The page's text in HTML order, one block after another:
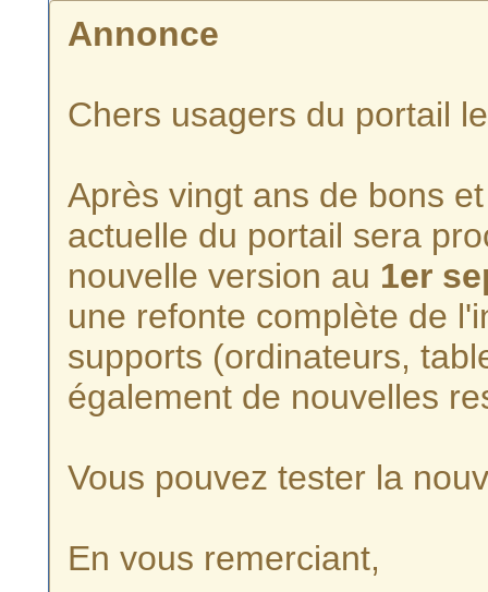
Annonce
Chers usagers du portail
Après vingt ans de bons
actuelle du portail sera
nouvelle version au 1er
une refonte complète de
supports (ordinateurs,
également de nouvelles
Vous pouvez tester la
En vous remerciant,